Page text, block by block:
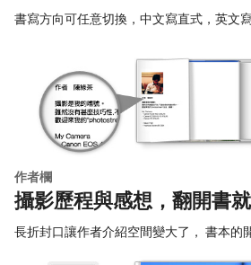
書寫方向可任意切換，中文寫直式，英文寫
作者欄
攝影歷程與感想，翻開書
長折封口讓作者介紹空間變大了， 書本的